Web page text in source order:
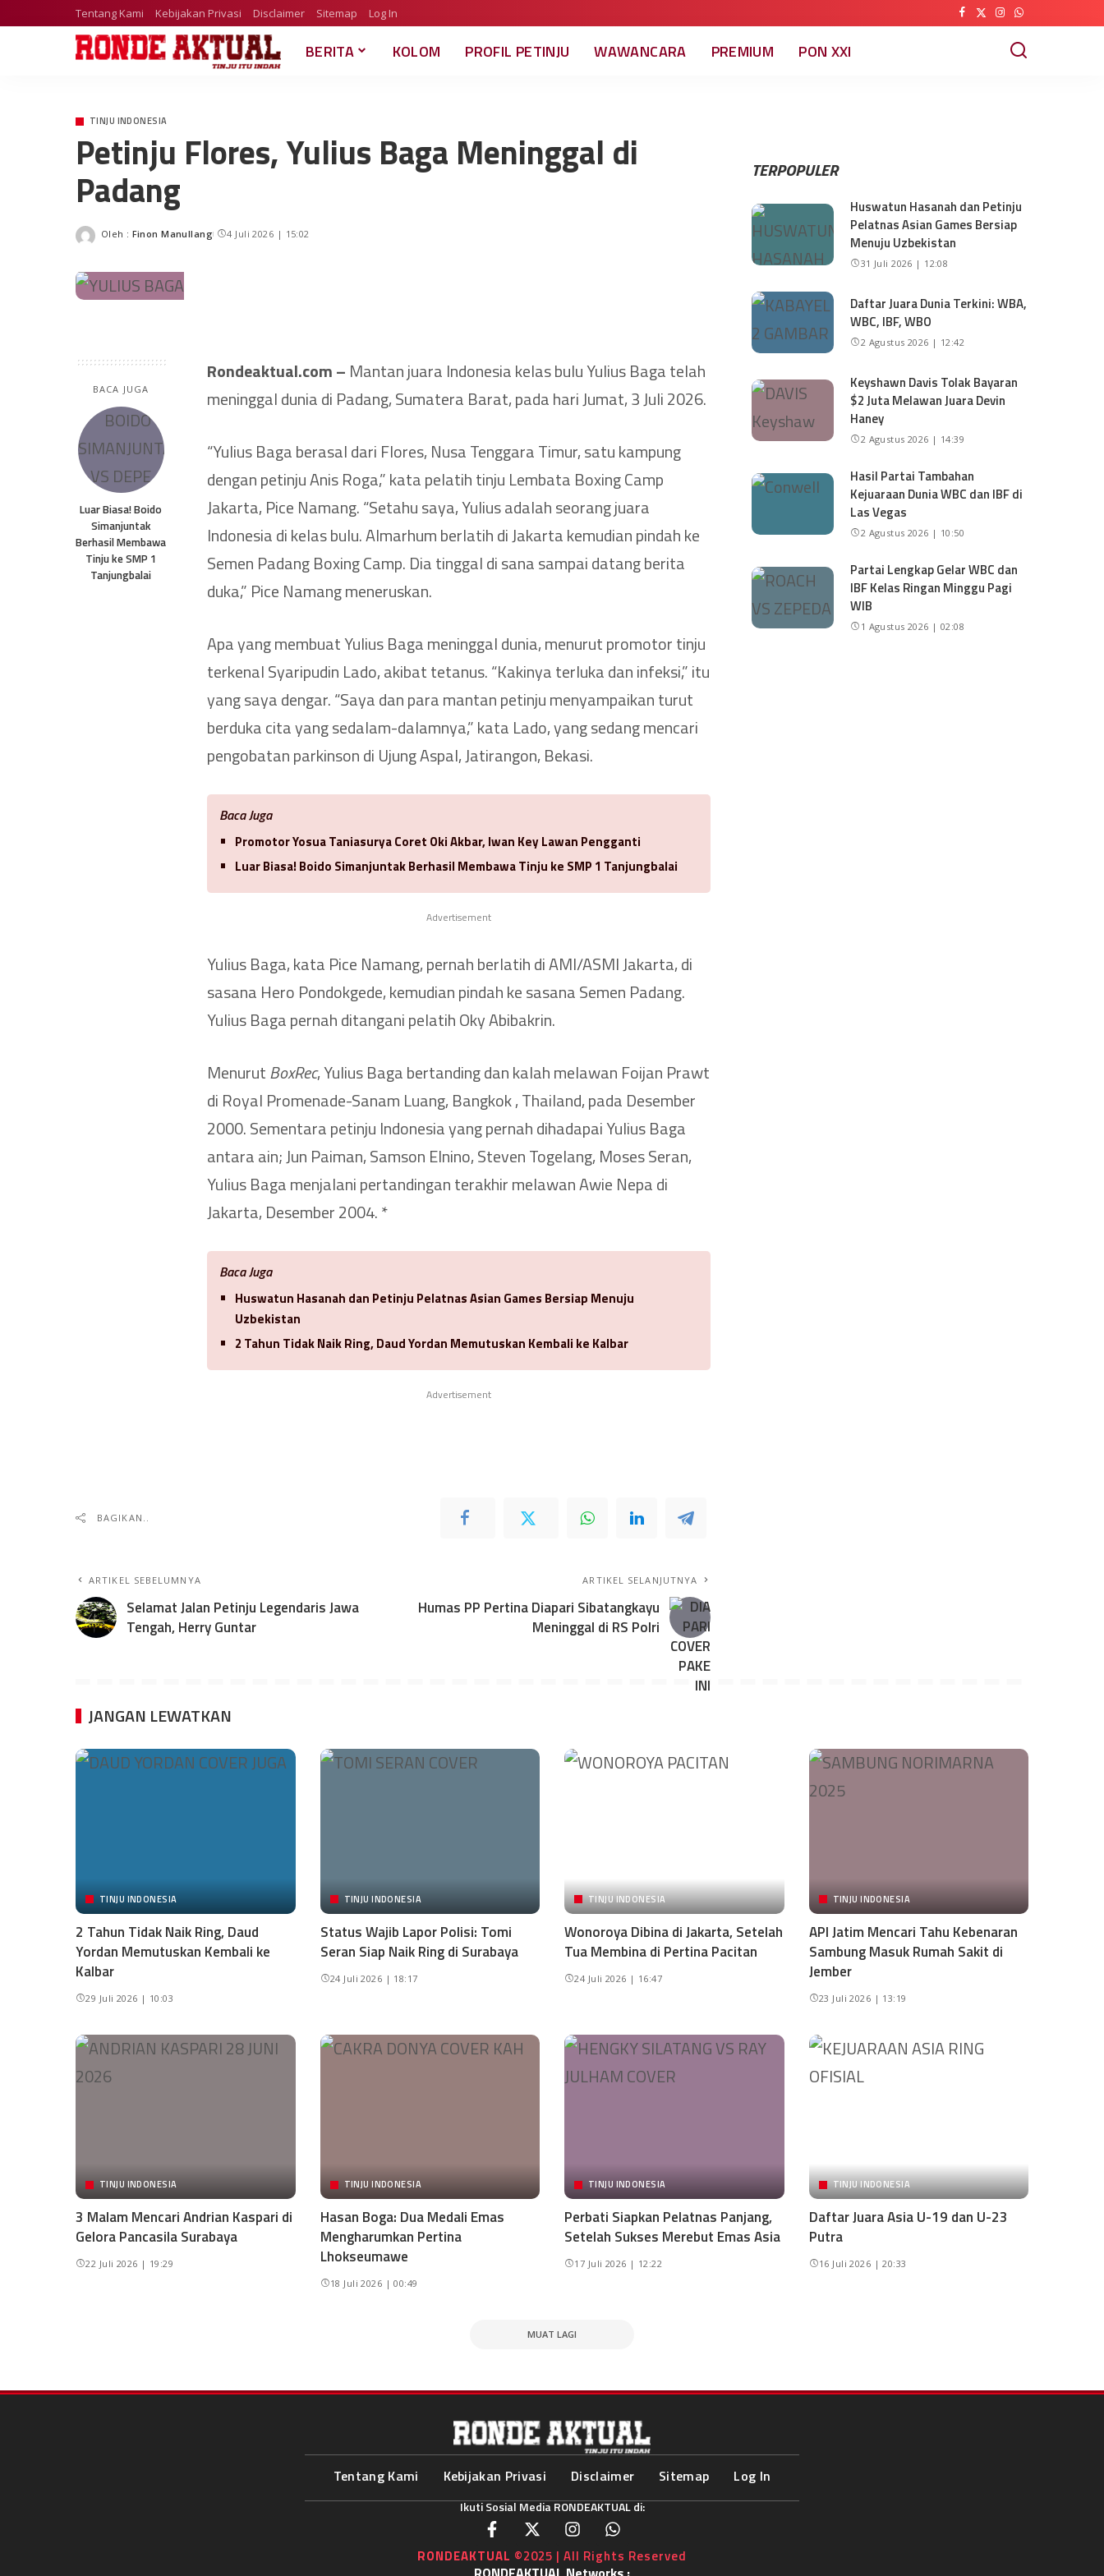
Tentang Kami Kebijakan Privasi Disclaimer Sitemap Log In
BERITA KOLOM PROFIL PETINJU WAWANCARA PREMIUM PON XXI
TINJU INDONESIA
Petinju Flores, Yulius Baga Meninggal di
Padang
Oleh : Finon Manullang 4 Juli 2026 | 15:02
BACA JUGA
Luar Biasa! Boido
Simanjuntak
Berhasil Membawa
Tinju ke SMP 1
Tanjungbalai
Rondeaktual.com – Mantan juara Indonesia kelas bulu Yulius Baga telah
meninggal dunia di Padang, Sumatera Barat, pada hari Jumat, 3 Juli 2026.
“Yulius Baga berasal dari Flores, Nusa Tenggara Timur, satu kampung
dengan petinju Anis Roga,” kata pelatih tinju Lembata Boxing Camp
Jakarta, Pice Namang. “Setahu saya, Yulius adalah seorang juara
Indonesia di kelas bulu. Almarhum berlatih di Jakarta kemudian pindah ke
Semen Padang Boxing Camp. Dia tinggal di sana sampai datang berita
duka,” Pice Namang meneruskan.
Apa yang membuat Yulius Baga meninggal dunia, menurut promotor tinju
terkenal Syaripudin Lado, akibat tetanus. “Kakinya terluka dan infeksi,” itu
yang saya dengar. “Saya dan para mantan petinju menyampaikan turut
berduka cita yang sedalam-dalamnya,” kata Lado, yang sedang mencari
pengobatan parkinson di Ujung Aspal, Jatirangon, Bekasi.
Baca Juga
Promotor Yosua Taniasurya Coret Oki Akbar, Iwan Key Lawan Pengganti
Luar Biasa! Boido Simanjuntak Berhasil Membawa Tinju ke SMP 1 Tanjungbalai
Advertisement
Yulius Baga, kata Pice Namang, pernah berlatih di AMI/ASMI Jakarta, di
sasana Hero Pondokgede, kemudian pindah ke sasana Semen Padang.
Yulius Baga pernah ditangani pelatih Oky Abibakrin.
MenurutBoxRec, Yulius Baga bertanding dan kalah melawan Foijan Prawt
di Royal Promenade-Sanam Luang, Bangkok , Thailand, pada Desember
2000. Sementara petinju Indonesia yang pernah dihadapai Yulius Baga
antara ain; Jun Paiman, Samson Elnino, Steven Togelang, Moses Seran,
Yulius Baga menjalani pertandingan terakhir melawan Awie Nepa di
Jakarta, Desember 2004. *
Baca Juga
Huswatun Hasanah dan Petinju Pelatnas Asian Games Bersiap Menuju
Uzbekistan
2 Tahun Tidak Naik Ring, Daud Yordan Memutuskan Kembali ke Kalbar
Advertisement
BAGIKAN..
ARTIKEL SEBELUMNYA
Selamat Jalan Petinju Legendaris Jawa
Tengah, Herry Guntar
ARTIKEL SELANJUTNYA
Humas PP Pertina Diapari Sibatangkayu
Meninggal di RS Polri
TERPOPULER
Huswatun Hasanah dan Petinju
Pelatnas Asian Games Bersiap
Menuju Uzbekistan
31 Juli 2026 | 12:08
Daftar Juara Dunia Terkini: WBA,
WBC, IBF, WBO
2 Agustus 2026 | 12:42
Keyshawn Davis Tolak Bayaran
$2 Juta Melawan Juara Devin
Haney
2 Agustus 2026 | 14:39
Hasil Partai Tambahan
Kejuaraan Dunia WBC dan IBF di
Las Vegas
2 Agustus 2026 | 10:50
Partai Lengkap Gelar WBC dan
IBF Kelas Ringan Minggu Pagi
WIB
1 Agustus 2026 | 02:08
JANGAN LEWATKAN
TINJU INDONESIA
2 Tahun Tidak Naik Ring, Daud
Yordan Memutuskan Kembali ke
Kalbar
29 Juli 2026 | 10:03
TINJU INDONESIA
Status Wajib Lapor Polisi: Tomi
Seran Siap Naik Ring di Surabaya
24 Juli 2026 | 18:17
TINJU INDONESIA
Wonoroya Dibina di Jakarta, Setelah
Tua Membina di Pertina Pacitan
24 Juli 2026 | 16:47
TINJU INDONESIA
API Jatim Mencari Tahu Kebenaran
Sambung Masuk Rumah Sakit di
Jember
23 Juli 2026 | 13:19
TINJU INDONESIA
3 Malam Mencari Andrian Kaspari di
Gelora Pancasila Surabaya
22 Juli 2026 | 19:29
TINJU INDONESIA
Hasan Boga: Dua Medali Emas
Mengharumkan Pertina
Lhokseumawe
18 Juli 2026 | 00:49
TINJU INDONESIA
Perbati Siapkan Pelatnas Panjang,
Setelah Sukses Merebut Emas Asia
17 Juli 2026 | 12:22
TINJU INDONESIA
Daftar Juara Asia U-19 dan U-23
Putra
16 Juli 2026 | 20:33
MUAT LAGI
Tentang Kami Kebijakan Privasi Disclaimer Sitemap Log In
Ikuti Sosial Media RONDEAKTUAL di:
RONDEAKTUAL ©2025 | All Rights Reserved